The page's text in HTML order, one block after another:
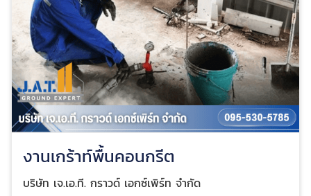
งานเกร้าท์พื้นคอนกรีต
บริษัท เจ.เอ.ที. กราวด์ เอกซ์เพิร์ท จำกัด